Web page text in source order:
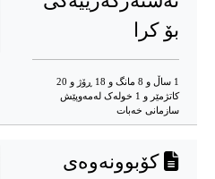
بۆ کرا
1 ساڵ و 8 مانگ و 18 ڕۆژ و 20
کاتژمێر و 1 خوله‌ک له‌مه‌وپێش‌
سازمانی خەبات
کۆبوونەوەی